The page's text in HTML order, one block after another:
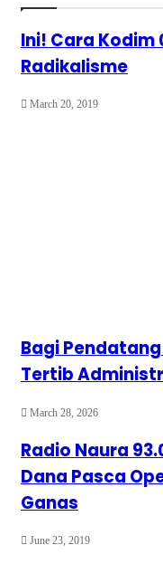
Ini! Cara
Radikalisme
March 20, 2019
Bagi
Tertib
March 28, 2026
Radio Naura
Dana Pasca
Ganas
June 23, 2019